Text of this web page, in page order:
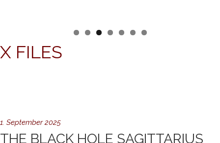
X FILES
1. September 2025
THE BLACK HOLE SAGITTARIUS